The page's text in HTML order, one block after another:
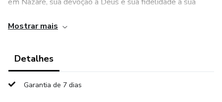
como ele desempenhou um papel fundamental na criação
espiritual de São José para a Igreja Católica e sua
Mostrar mais
Detalhes
Garantia de 7 dias